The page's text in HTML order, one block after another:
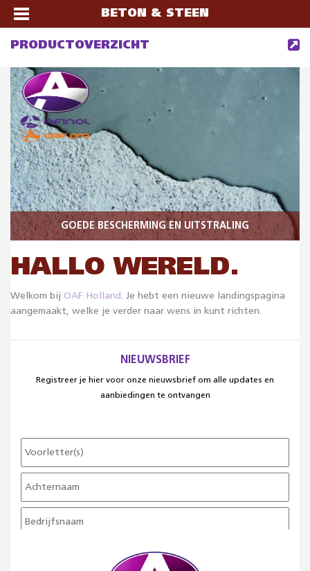
BETON & STEEN
PRODUCTOVERZICHT
GOEDE BESCHERMING EN UITSTRALING
HALLO WERELD.
Welkom bij OAF Holland. Je hebt een nieuwe landingspagina
aangemaakt, welke je verder naar wens in kunt richten.
NIEUWSBRIEF
Registreer je hier voor onze nieuwsbrief om alle updates en
aanbiedingen te ontvangen